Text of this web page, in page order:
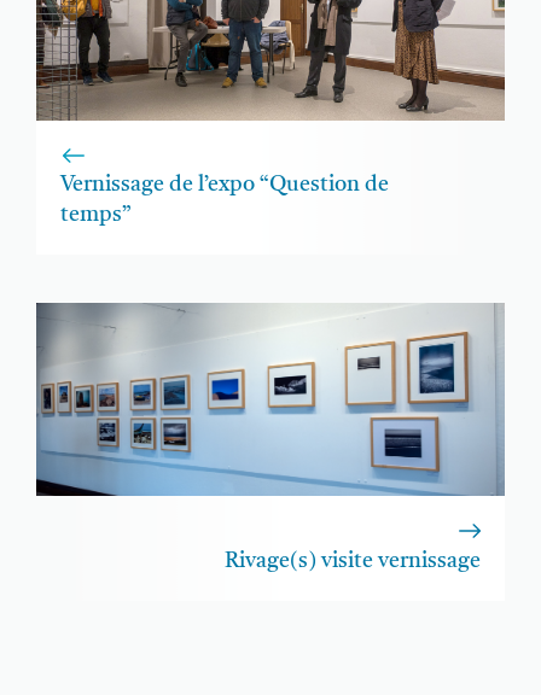
Vernissage de l’expo “Question de
temps”
Rivage(s) visite vernissage